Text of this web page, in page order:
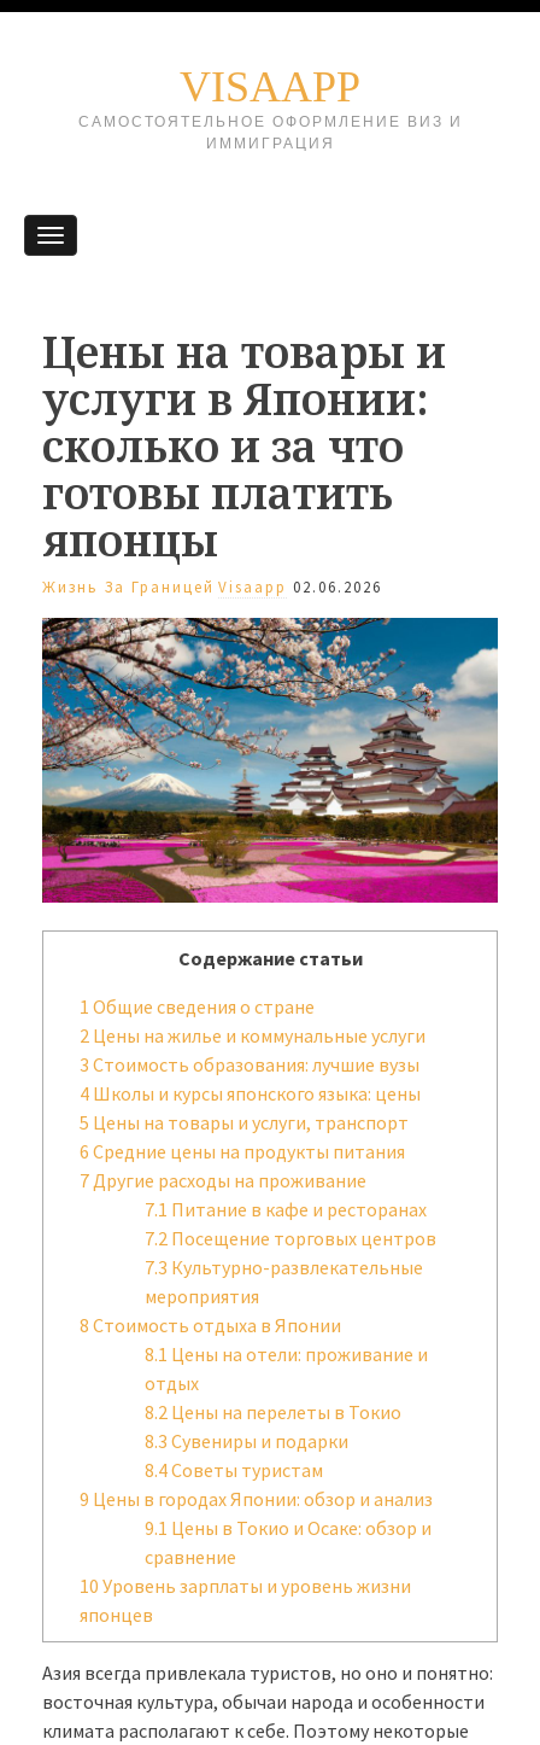
VISAAPP
САМОСТОЯТЕЛЬНОЕ ОФОРМЛЕНИЕ ВИЗ И
ИММИГРАЦИЯ
Цены на товары и
услуги в Японии:
сколько и за что
готовы платить
японцы
Жизнь За Границей Visaapp 02.06.2026
Содержание статьи
1 Общие сведения о стране
2 Цены на жилье и коммунальные услуги
3 Стоимость образования: лучшие вузы
4 Школы и курсы японского языка: цены
5 Цены на товары и услуги, транспорт
6 Средние цены на продукты питания
7Другие расходы на проживание
7.1 Питание в кафе и ресторанах
7.2 Посещение торговых центров
7.3 Культурно-развлекательные
мероприятия
8 Стоимость отдыха в Японии
8.1 Цены на отели: проживание и
отдых
8.2 Цены на перелеты в Токио
8.3 Сувениры и подарки
8.4Советы туристам
9 Цены в городах Японии: обзор и анализ
9.1 Цены в Токио и Осаке: обзор и
сравнение
10 Уровень зарплаты и уровень жизни
японцев
Азия всегда привлекала туристов, но оно и понятно:
восточная культура, обычаи народа и особенности
климата располагают к себе. Поэтому некоторые